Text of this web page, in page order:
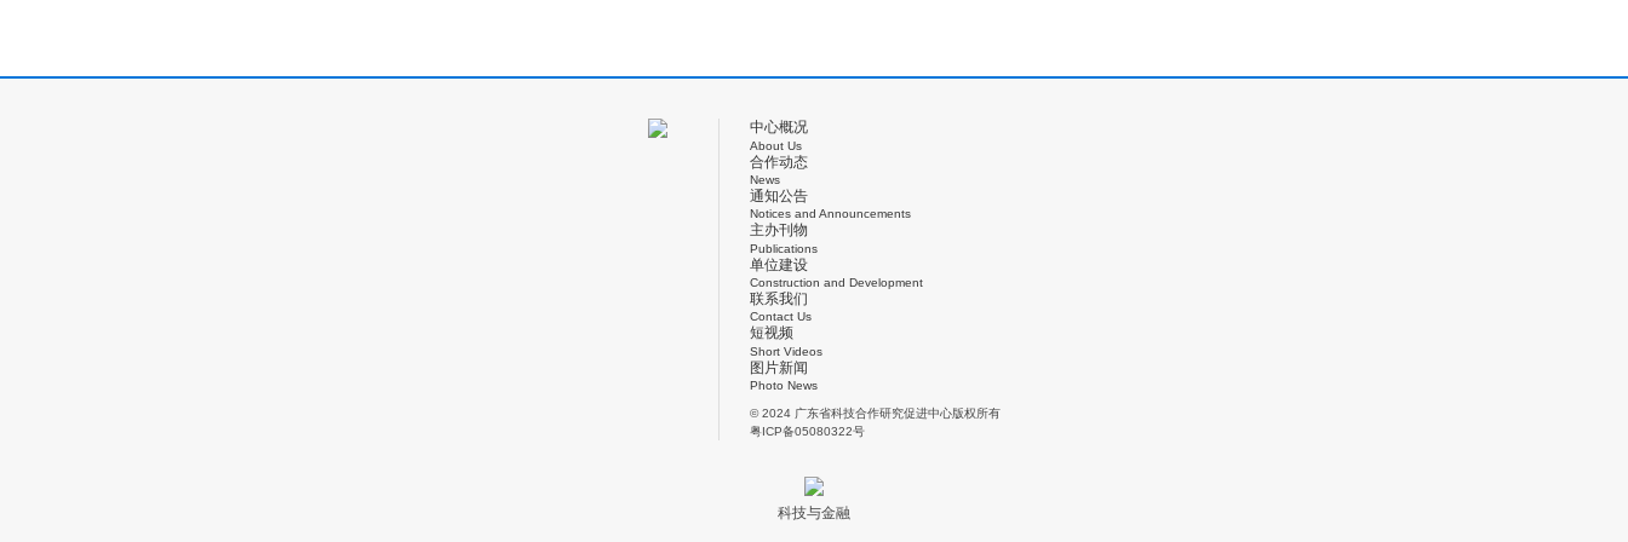
中心概况
About Us
合作动态
News
通知公告
Notices and Announcements
主办刊物
Publications
单位建设
Construction and Development
联系我们
Contact Us
短视频
Short Videos
图片新闻
Photo News
© 2024 广东省科技合作研究促进中心版权所有
粤ICP备05080322号
科技与金融